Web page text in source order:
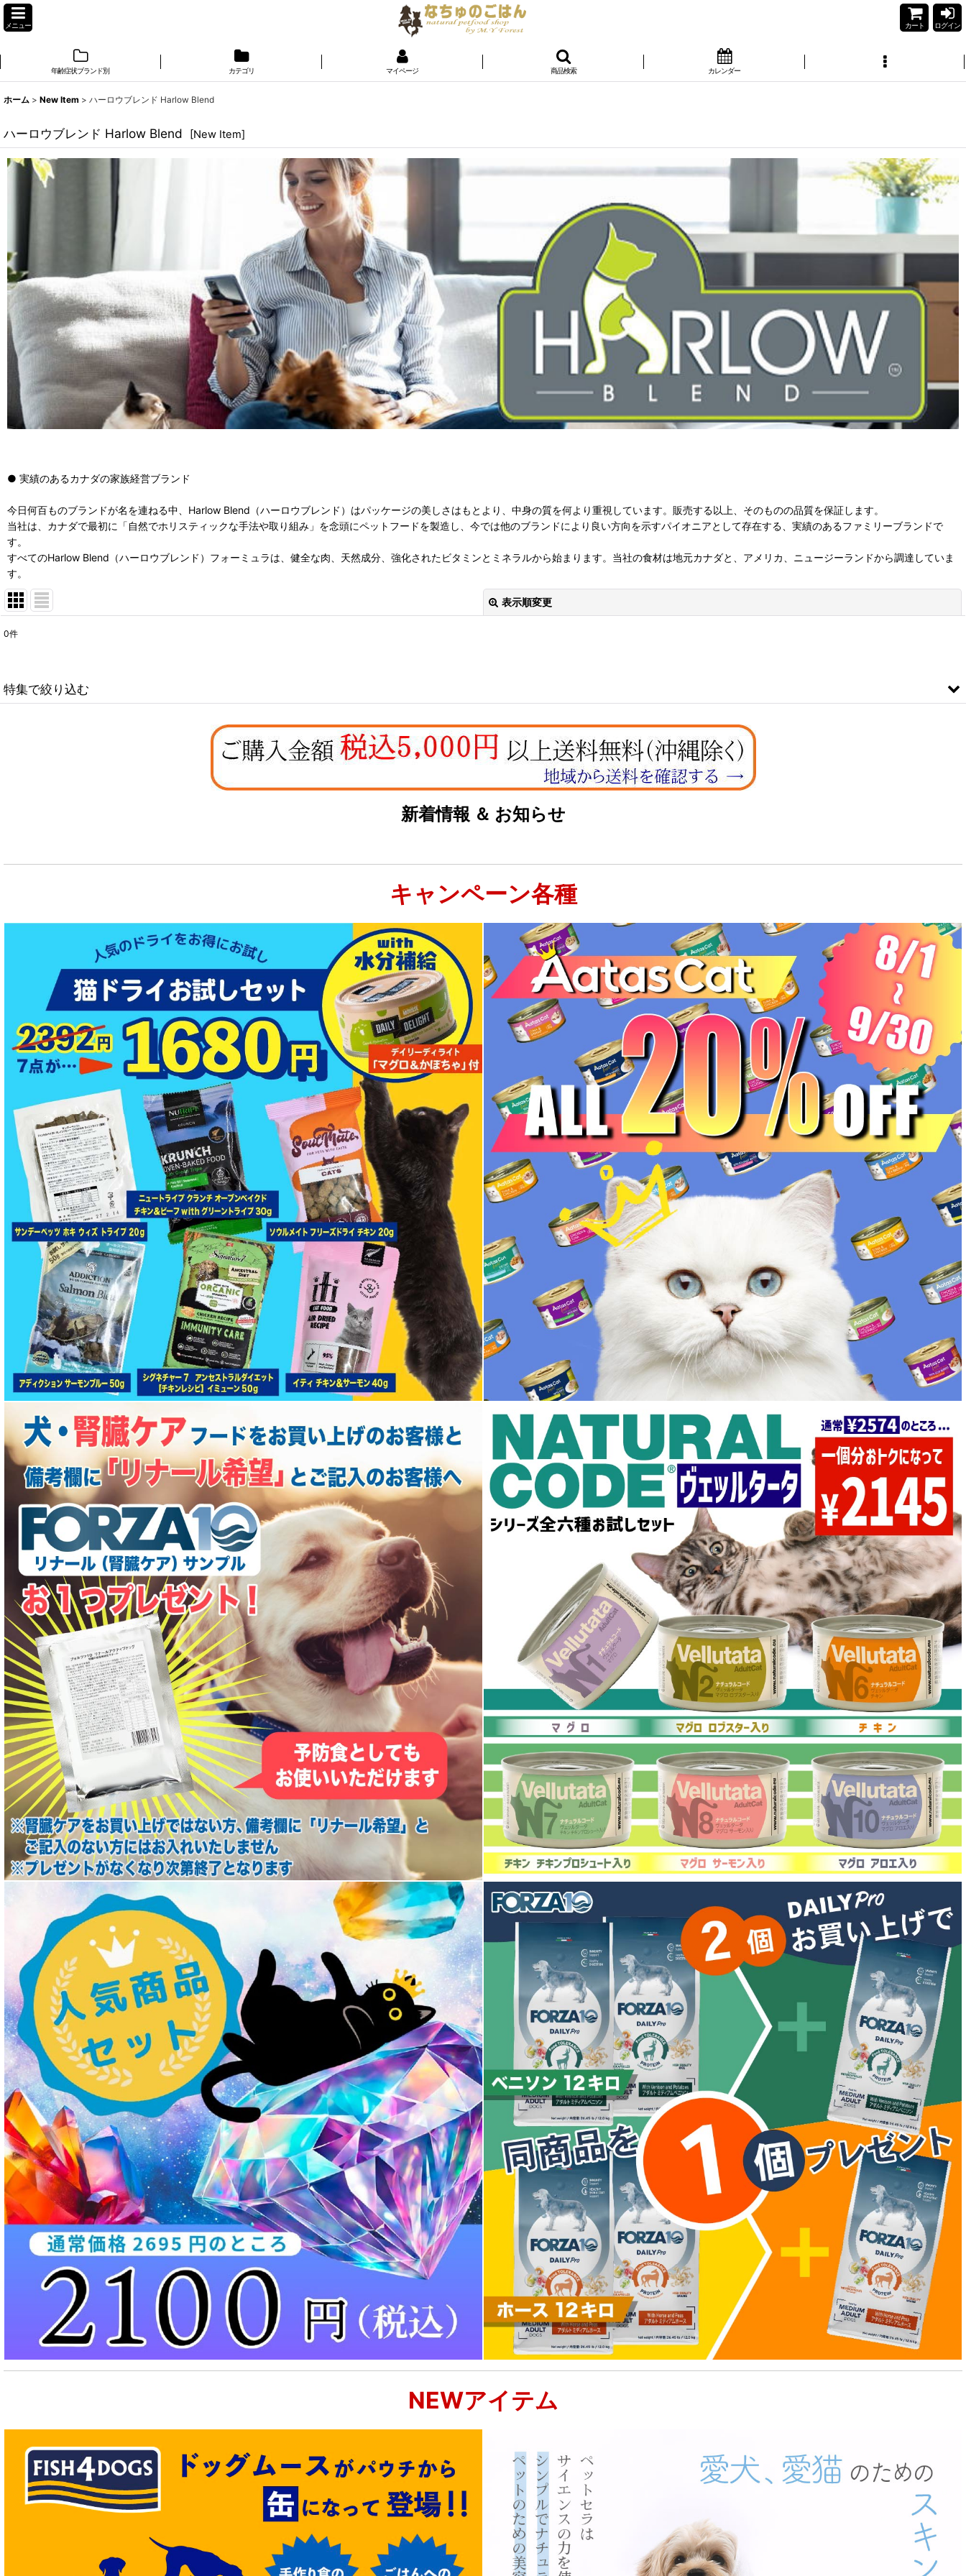
メニュー カート ログイン
年齢症状ブランド別 カテゴリ マイページ 商品検索 カレンダー
ホーム > New Item > ハーロウブレンド Harlow Blend
ハーロウブレンド Harlow Blend [New Item]
● 実績のあるカナダの家族経営ブランド
今日何百ものブランドが名を連ねる中、Harlow Blend（ハーロウブレンド）はパッケージの美しさはもとより、中身の質を何より重視しています。販売する以上、そのものの品質を保証します。
当社は、カナダで最初に「自然でホリスティックな手法や取り組み」を念頭にペットフードを製造し、今では他のブランドにより良い方向を示すパイオニアとして存在する、実績のあるファミリーブランドで
す。
すべてのHarlow Blend（ハーロウブレンド）フォーミュラは、健全な肉、天然成分、強化されたビタミンとミネラルから始まります。当社の食材は地元カナダと、アメリカ、ニュージーランドから調達していま
す。
表示順変更
絞り込む
0件
特集で絞り込む
特集 フリーズドライ
特集 エアドライフード
特殊製法のドッグフード
特殊製法のキャットフード
全年齢対応 フード for DOG
パピー用 フード for DOG
成犬用 フード for DOG
シニア犬用フード for DOG
食物アレルギー対応 ドッグフード
腎臓ケア対応ドッグフード
関節サポート対応 フード for DOG
肝臓ケア対応ドッグフード
肥満ケア対応 フード for DOG
泌尿器ケア対応 フード for DOG
胃腸ケア対応 フード for DOG
口腔内・喉ケア対応商品 犬用
心臓ケア対応ドッグフード
皮膚・被毛ケア対応 フード for DOG
低脂肪 ドライフード for DOG
特集 ドッグフードの涙やけ対策
特集 穀物不使用 ドッグフード（ドライ）
フリーズドライ ドッグフード
エアドライ ドッグフード
愛猫用ウェット300円以下コーナー
全年齢対応 フード for CAT
キトン用 フード for CAT
成猫用 フード for CAT
シニア猫用 フード for CAT
皮膚・被毛ケア対応 フード for CAT
食物アレルギー対応キャットフード
腎臓ケア対応キャットフード
関節サポート対応 フード for CAT
糖尿ケア対応 フード for CAT
泌尿器ケア対応 フード for CAT
胃腸ケア対応 フード for CAT
食欲サポート対応キャットフード
新着情報 ＆ お知らせ
キャンペーン各種
NEWアイテム